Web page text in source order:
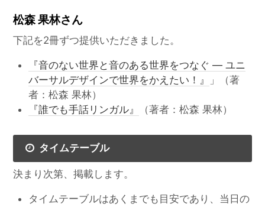
松森 果林さん
下記を2冊ずつ提供いただきました。
『音のない世界と音のある世界をつなぐ ― ユニ
バーサルデザインで世界をかえたい！』
」（著
者：松森 果林）
『誰でも手話リンガル』
（著者：松森 果林）
タイムテーブル
決まり次第、掲載します。
タイムテーブルはあくまでも目安であり、当日の